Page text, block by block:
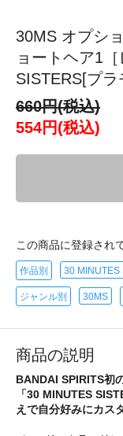
30MS オプシ
ョートヘア1
SISTERS[プラ
660円(税込)
554円(税込)
この商品に登録され
作品別 30 MINUTES
ジャンル別 30MS
商品の説明
BANDAI SPIRITS初
「30 MINUTES
えで自分好みにカス